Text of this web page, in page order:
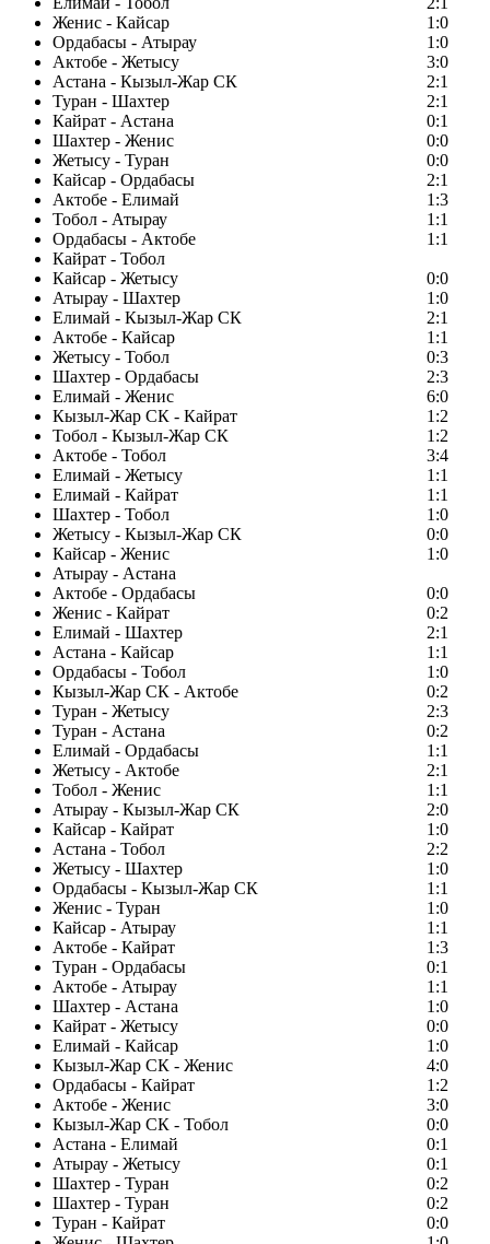
Женис - Кайсар
1:0
Ордабасы - Атырау
1:0
Актобе - Жетысу
3:0
Астана - Кызыл-Жар СК
2:1
Туран - Шахтер
2:1
Кайрат - Астана
0:1
Шахтер - Женис
0:0
Жетысу - Туран
0:0
Кайсар - Ордабасы
2:1
Актобе - Елимай
1:3
Тобол - Атырау
1:1
Ордабасы - Актобе
1:1
Кайрат - Тобол
Кайсар - Жетысу
0:0
Атырау - Шахтер
1:0
Елимай - Кызыл-Жар СК
2:1
Актобе - Кайсар
1:1
Жетысу - Тобол
0:3
Шахтер - Ордабасы
2:3
Елимай - Женис
6:0
Кызыл-Жар СК - Кайрат
1:2
Тобол - Кызыл-Жар СК
1:2
Актобе - Тобол
3:4
Елимай - Жетысу
1:1
Елимай - Кайрат
1:1
Шахтер - Тобол
1:0
Жетысу - Кызыл-Жар СК
0:0
Кайсар - Женис
1:0
Атырау - Астана
Актобе - Ордабасы
0:0
Женис - Кайрат
0:2
Елимай - Шахтер
2:1
Астана - Кайсар
1:1
Ордабасы - Тобол
1:0
Кызыл-Жар СК - Актобе
0:2
Туран - Жетысу
2:3
Туран - Астана
0:2
Елимай - Ордабасы
1:1
Жетысу - Актобе
2:1
Тобол - Женис
1:1
Атырау - Кызыл-Жар СК
2:0
Кайсар - Кайрат
1:0
Астана - Тобол
2:2
Жетысу - Шахтер
1:0
Ордабасы - Кызыл-Жар СК
1:1
Женис - Туран
1:0
Кайсар - Атырау
1:1
Актобе - Кайрат
1:3
Туран - Ордабасы
0:1
Актобе - Атырау
1:1
Шахтер - Астана
1:0
Кайрат - Жетысу
0:0
Елимай - Кайсар
1:0
Кызыл-Жар СК - Женис
4:0
Ордабасы - Кайрат
1:2
Актобе - Женис
3:0
Кызыл-Жар СК - Тобол
0:0
Астана - Елимай
0:1
Атырау - Жетысу
0:1
Шахтер - Туран
0:2
Шахтер - Туран
0:2
Туран - Кайрат
0:0